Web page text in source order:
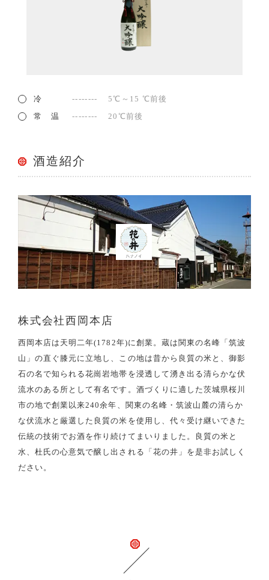
冷
5℃～15 ℃前後
常 温
20℃前後
酒造紹介
株式会社西岡本店
西岡本店は天明二年(1782年)に創業。蔵は関東の名峰「筑波
山」の直ぐ膝元に立地し、この地は昔から良質の米と、御影
石の名で知られる花崗岩地帯を浸透して湧き出る清らかな伏
流水のある所として有名です。酒づくりに適した茨城県桜川
市の地で創業以来240余年、関東の名峰・筑波山麓の清らか
な伏流水と厳選した良質の米を使用し、代々受け継いできた
伝統の技術でお酒を作り続けてまいりました。良質の米と
水、杜氏の心意気で醸し出される「花の井」を是非お試しく
ださい。
関連商品